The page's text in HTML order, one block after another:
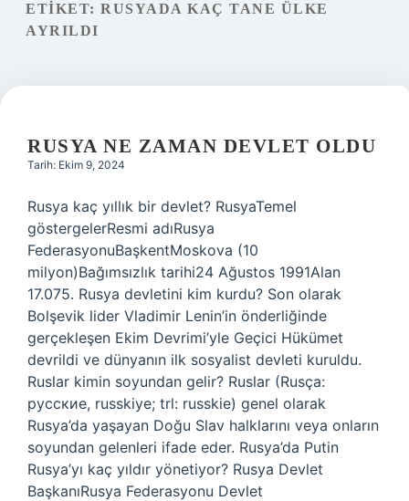
Hakkımızda
ETIKET: RUSYADA KAÇ TANE ÜLKE
AYRILDI
RUSYA NE ZAMAN DEVLET OLDU
Tarih: Ekim 9, 2024
Rusya kaç yıllık bir devlet? RusyaTemel
göstergelerResmi adıRusya
FederasyonuBaşkentMoskova (10
milyon)Bağımsızlık tarihi24 Ağustos 1991Alan
17.075. Rusya devletini kim kurdu? Son olarak
Bolşevik lider Vladimir Lenin’in önderliğinde
gerçekleşen Ekim Devrimi’yle Geçici Hükümet
devrildi ve dünyanın ilk sosyalist devleti kuruldu.
Ruslar kimin soyundan gelir? Ruslar (Rusça:
русские, russkiye; trl: russkie) genel olarak
Rusya’da yaşayan Doğu Slav halklarını veya onların
soyundan gelenleri ifade eder. Rusya’da Putin
Rusya’yı kaç yıldır yönetiyor? Rusya Devlet
BaşkanıRusya Federasyonu Devlet